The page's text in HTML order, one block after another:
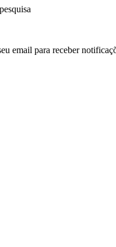
email para receber